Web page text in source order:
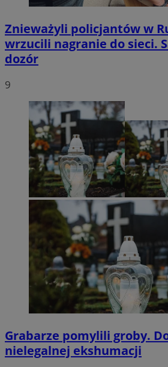
Znieważyli policjantów w
wrzucili nagranie do sieci.
dozór
9
Grabarze pomylili groby.
nielegalnej ekshumacji